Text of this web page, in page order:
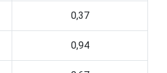
0,37
0,94